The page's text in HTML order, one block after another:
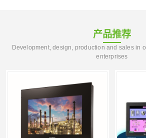
产品推荐
Development, design, production and sales in
enterprises